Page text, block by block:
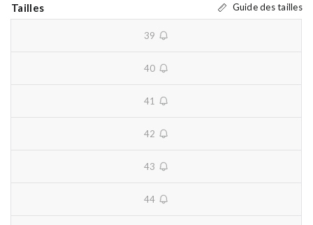
Tailles Guide des tailles
39
unavailable
40
unavailable
41
unavailable
42
unavailable
43
unavailable
44
unavailable